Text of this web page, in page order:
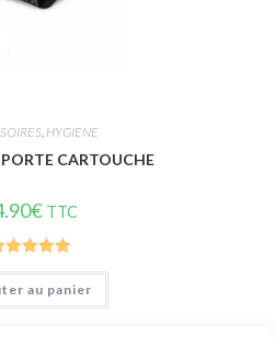
, HYGIENE
CARTOUCHE
€ TTC
Note5.00
sur 5
au panier